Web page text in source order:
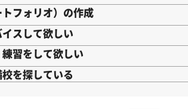
フォリオ）の作成
スして欲しい
習をして欲しい
を探している